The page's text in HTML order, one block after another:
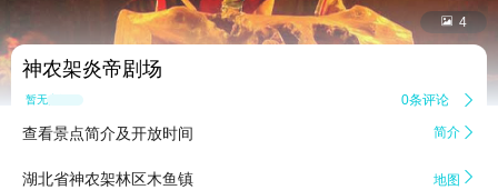
 4
神农架炎帝剧场
暂无点评 0条评论 
查看景点简介及开放时间 简介 
湖北省神农架林区木鱼镇 地图 